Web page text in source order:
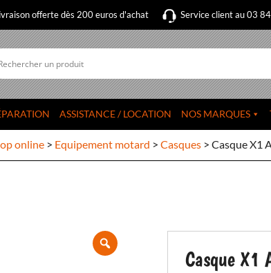
offerte dès 200 euros d'achat Service client au 03
ASSISTANCE / LOCATION NOS MARQUES
online> Equipement motard > Casques> Casque X1
Casque X1